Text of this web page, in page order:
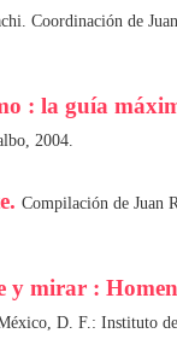
Coordinación de
: la guía
2004.
Compilación de Juan
y mirar :
D. F.: Instituto